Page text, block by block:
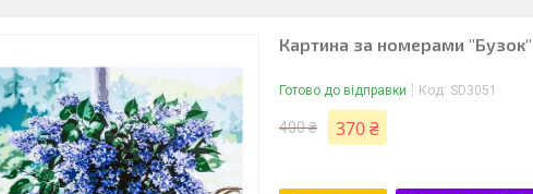
Картина за номерами
Готово до відправки Код: SD3051
400 ₴ 370 ₴